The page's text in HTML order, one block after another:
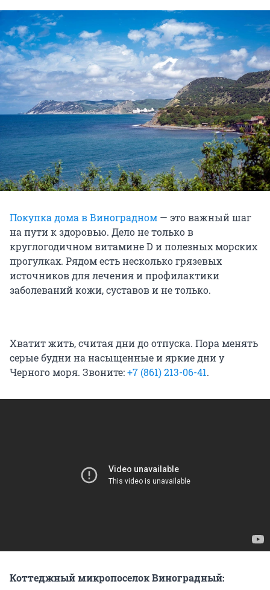
Покупка дома в Виноградном — это важный шаг
на пути к здоровью. Дело не только в
круглогодичном витамине D и полезных морских
прогулках. Рядом есть несколько грязевых
источников для лечения и профилактики
заболеваний кожи, суставов и не только.
Хватит жить, считая дни до отпуска. Пора менять
серые будни на насыщенные и яркие дни у
Черного моря. Звоните:+7 (861) 213-06-41.
Коттеджный микропоселок Виноградный: